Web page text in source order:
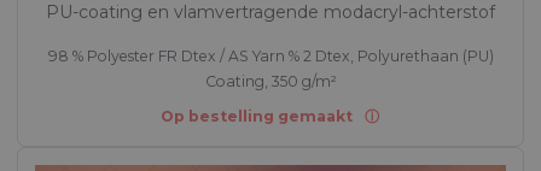
PU-coating en vlamvertragende modacryl-achterstof
98 % Polyester FR Dtex / AS Yarn % 2 Dtex, Polyurethaan (PU)
Coating, 350 g/m²
Op bestelling gemaakt